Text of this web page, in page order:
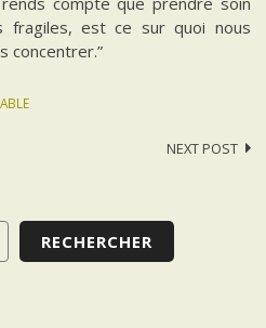
fragiles, est ce sur quoi nous
concentrer.”
NEXT POST
RECHERCHER